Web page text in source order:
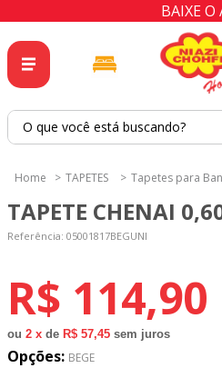
BAIXE O
O que você está buscando?
TAPETES Tapetes para
TAPETE CHENAI
Referência: 05001817BEGUNI
R$ 114,90
ou 2 x de R$ 57,45 sem juros
Opções: BEGE
2º
tapete
4º
tecido percal
5º
tapetes
6º
percal